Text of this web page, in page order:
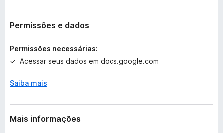
s
t
m
v
l
a
ç
Permissões e dados
Permissões necessárias:
Acessar seus dados em docs.google.com
Saiba mais
Mais informações